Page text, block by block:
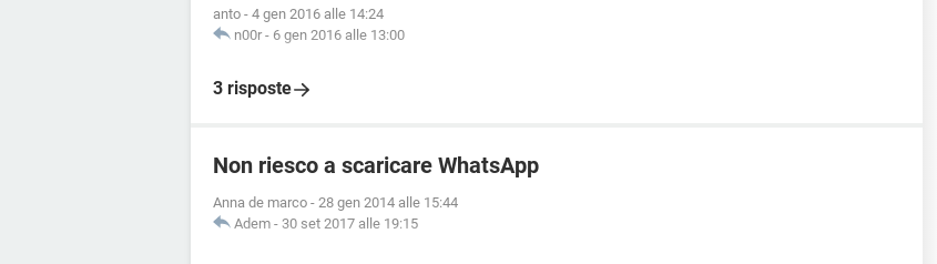
anto - 4 gen 2016 alle 14:24
n00r - 6 gen 2016 alle 13:00
3 risposte
Non riesco a scaricare WhatsApp
Anna de marco - 28 gen 2014 alle 15:44
Adem - 30 set 2017 alle 19:15